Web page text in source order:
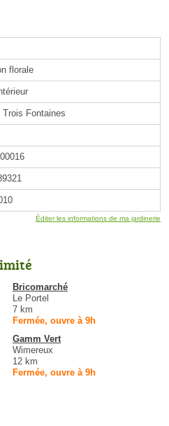
florale
Fontaines
Éditer les informations de ma jardinerie
Bricomarché
Le Portel
7 km
Fermée, ouvre à 9h
Gamm Vert
Wimereux
12 km
Fermée, ouvre à 9h